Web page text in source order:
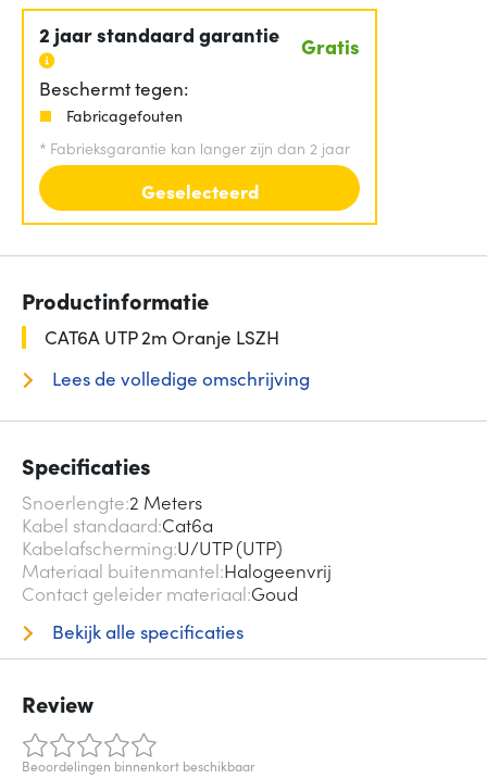
2 jaar standaard garantie Gratis
Beschermt tegen:
Fabricagefouten
* Fabrieksgarantie kan langer zijn dan 2 jaar
Geselecteerd
Productinformatie
CAT6A UTP 2m Oranje LSZH
Lees de volledige omschrijving
Specificaties
Snoerlengte 2 Meters
Kabel standaard Cat6a
Kabelafscherming U/UTP (UTP)
Materiaal buitenmantel Halogeenvrij
Contact geleider materiaal Goud
Bekijk alle specificaties
Review
Beoordelingen binnenkort beschikbaar